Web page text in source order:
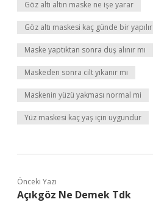
Göz altı altın maske ne işe yarar
Göz altı maskesi kaç günde bir yapılır
Maske yaptıktan sonra duş alınır mı
Maskeden sonra cilt yıkanır mı
Maskenin yüzü yakması normal mi
Yüz maskesi kaç yaş için uygundur
Önceki Yazı
Açıkgöz Ne Demek Tdk